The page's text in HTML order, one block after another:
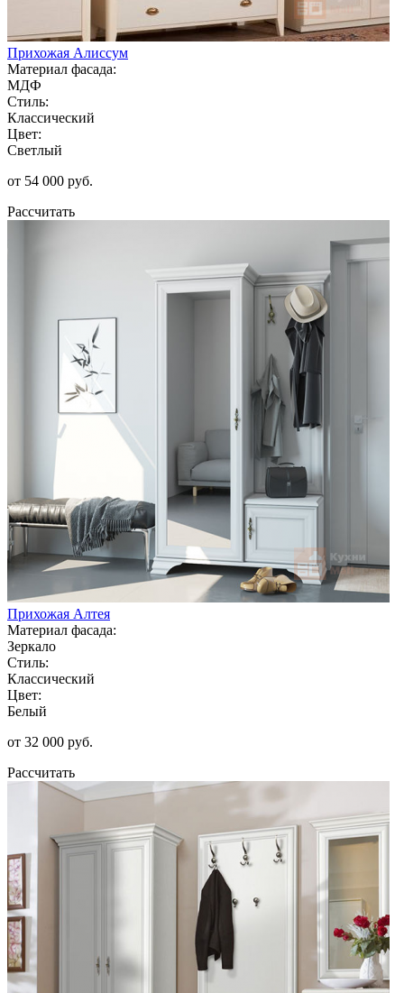
Прихожая Алиссум
Материал фасада:
МДФ
Стиль:
Классический
Цвет:
Светлый
от 54 000 руб.
Рассчитать
Прихожая Алтея
Материал фасада:
Зеркало
Стиль:
Классический
Цвет:
Белый
от 32 000 руб.
Рассчитать